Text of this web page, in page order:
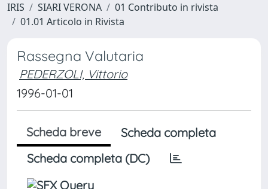
IRIS SIARI VERONA
01 Contributo in rivista
01.01 Articolo in Rivista
Rassegna Valutaria
PEDERZOLI, Vittorio
1996-01-01
Scheda breve
Scheda completa
Scheda completa (DC)